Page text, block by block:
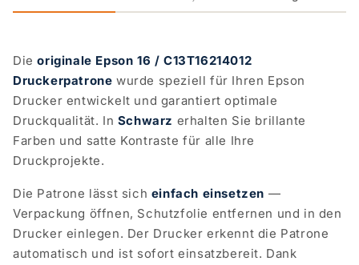
Dieoriginale Epson 16 / C13T16214012
Druckerpatrone wurde speziell für Ihren Epson
Drucker entwickelt und garantiert optimale
Druckqualität. In Schwarz erhalten Sie brillante
Farben und satte Kontraste für alle Ihre
Druckprojekte.
Die Patrone lässt sich einfach einsetzen —
Verpackung öffnen, Schutzfolie entfernen und in den
Drucker einlegen. Der Drucker erkennt die Patrone
automatisch und ist sofort einsatzbereit. Dank